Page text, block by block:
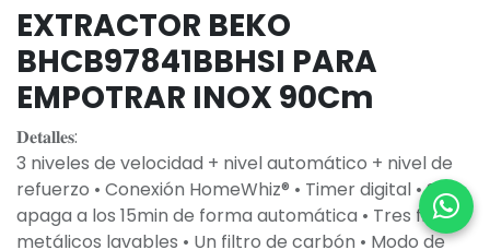
EXTRACTOR BEKO
BHCB97841BBHSI PARA
EMPOTRAR INOX 90Cm
𝐃𝐞𝐭𝐚𝐥𝐥𝐞𝐬:
3 niveles de velocidad + nivel automático + nivel de
refuerzo • Conexión HomeWhiz® • Timer digital • Se
apaga a los 15min de forma automática • Tres filtros
metálicos lavables • Un filtro de carbón • Modo de